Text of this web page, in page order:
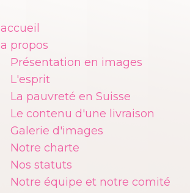
accueil
a propos
Présentation en images
L'esprit
La pauvreté en Suisse
Le contenu d'une livraison
Galerie d'images
Notre charte
Nos statuts
Notre équipe et notre comité